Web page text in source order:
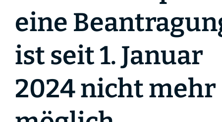
eine
ist seit 1. Januar
2024 nicht mehr